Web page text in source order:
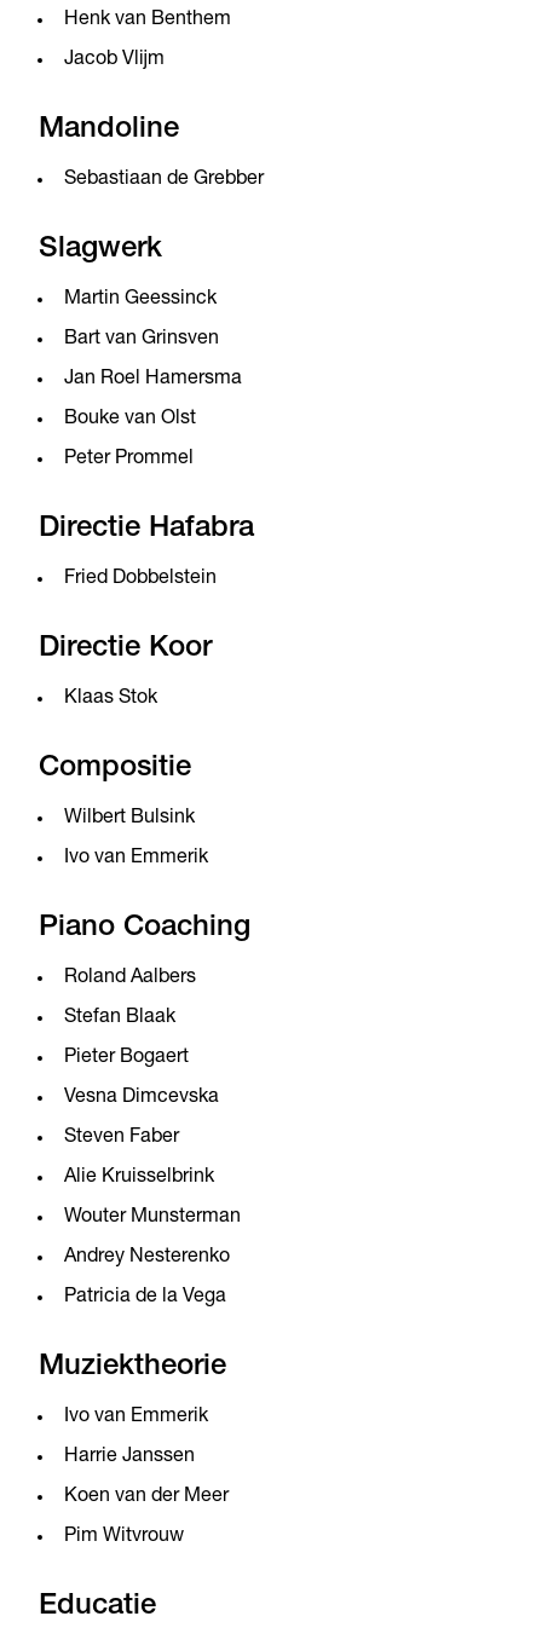
Henk van Benthem
Jacob Vlijm
Mandoline
Sebastiaan de Grebber
Slagwerk
Martin Geessinck
Bart van Grinsven
Jan Roel Hamersma
Bouke van Olst
Peter Prommel
Directie Hafabra
Fried Dobbelstein
Directie Koor
Klaas Stok
Compositie
Wilbert Bulsink
Ivo van Emmerik
Piano Coaching
Roland Aalbers
Stefan Blaak
Pieter Bogaert
Vesna Dimcevska
Steven Faber
Alie Kruisselbrink
Wouter Munsterman
Andrey Nesterenko
Patricia de la Vega
Muziektheorie
Ivo van Emmerik
Harrie Janssen
Koen van der Meer
Pim Witvrouw
Educatie